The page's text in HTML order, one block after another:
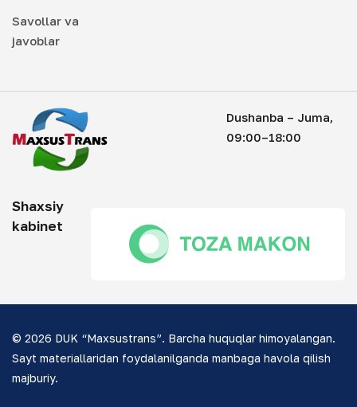
Savollar va
javoblar
Dushanba – Juma,
09:00–18:00
Shaxsiy
kabinet
© 2026 DUK “Maxsustrans”. Barcha huquqlar himoyalangan.
Sayt materiallaridan foydalanilganda manbaga havola qilish
majburiy.